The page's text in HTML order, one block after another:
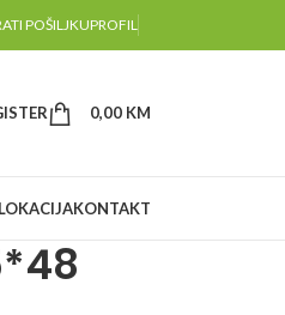
POŠILJKUPROFIL
0,00 KM
KONTAKT